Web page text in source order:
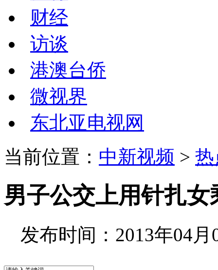
财经
访谈
港澳台侨
微视界
东北亚电视网
当前位置： 中新视频 >
男子公交上用针扎女
发布时间：2013年04月